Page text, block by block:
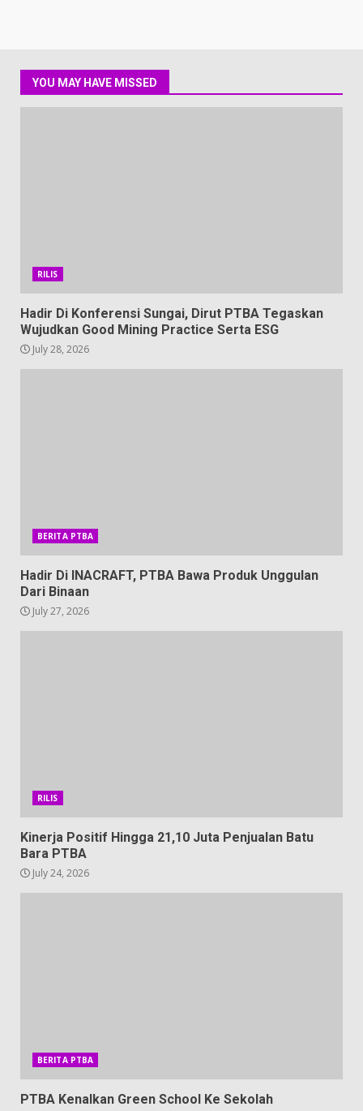
YOU MAY HAVE MISSED
RILIS
Hadir Di Konferensi Sungai, Dirut PTBA Tegaskan
Wujudkan Good Mining Practice Serta ESG
July 28, 2026
BERITA PTBA
Hadir Di INACRAFT, PTBA Bawa Produk Unggulan
Dari Binaan
July 27, 2026
RILIS
Kinerja Positif Hingga 21,10 Juta Penjualan Batu
Bara PTBA
July 24, 2026
BERITA PTBA
PTBA Kenalkan Green School Ke Sekolah